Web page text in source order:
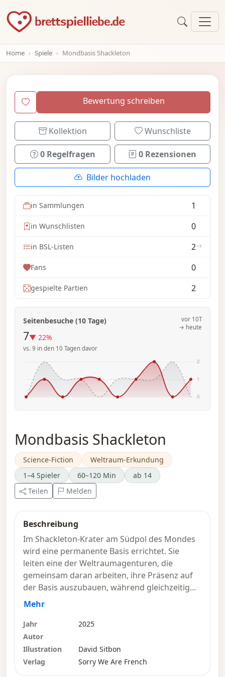
Home Spiele Mondbasis Shackleton
Bewertung schreiben
Kollektion Wunschliste
0 Regelfragen 0 Rezensionen
Bilder hochladen
in Sammlungen 1
in Wunschlisten 0
in BSL-Listen 2
Fans 0
gespielte Partien 2
Seitenbesuche (10 Tage)
7▼ 22%
vs. 9 in den 10 Tagen davor
vor 10T
→ heute
Mondbasis Shackleton
Science-Fiction
Weltraum-Erkundung
1–4 Spieler
60–120 Min
ab 14
Teilen
Melden
Beschreibung
Im Shackleton-Krater am Südpol des Mondes
wird eine permanente Basis errichtet. Sie
leiten eine der Weltraumagenturen, die
gemeinsam daran arbeiten, ihre Präsenz auf
der Basis auszubauen, während gleichzeitig
die drei großen Unternehmen, die die Mission
In „Shackleton Base: A Journey to the Moon“
bauen Sie Strukturen auf der Basis und
finanzieren gleichzeitig Projekte der
Unternehmen, die Ihnen besondere
Mehr
Jahr
2025
Autor
Illustration
David Sitbon
Verlag
Sorry We Are French